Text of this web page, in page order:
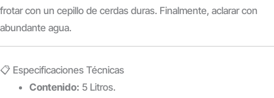
frotar con un cepillo de cerdas duras. Finalmente, aclarar con
abundante agua.
📋 Especificaciones Técnicas
Contenido: 5 Litros.